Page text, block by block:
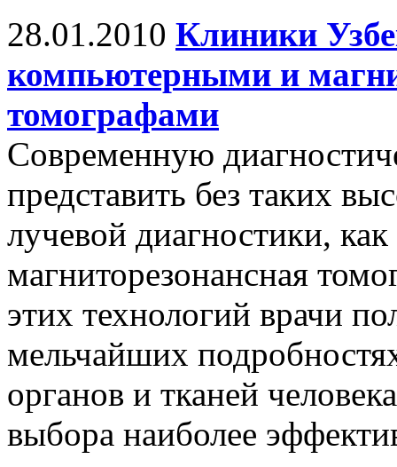
28.01.2010 Клиники
компьютерными и
томографами
Современную
представить без таких
лучевой диагностики,
магниторезонансная
этих технологий врачи
мельчайших
органов и тканей
выбора наиболее